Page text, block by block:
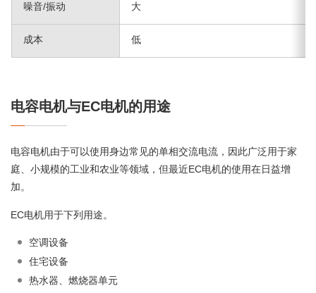
噪音/振动 大
成本 低
电容电机与EC电机的用途
电容电机由于可以使用身边常见的单相交流电流，因此广泛用于家
庭、小规模的工业和农业等领域，但最近EC电机的使用在日益增
加。
EC电机用于下列用途。
空调设备
住宅设备
热水器、燃烧器单元